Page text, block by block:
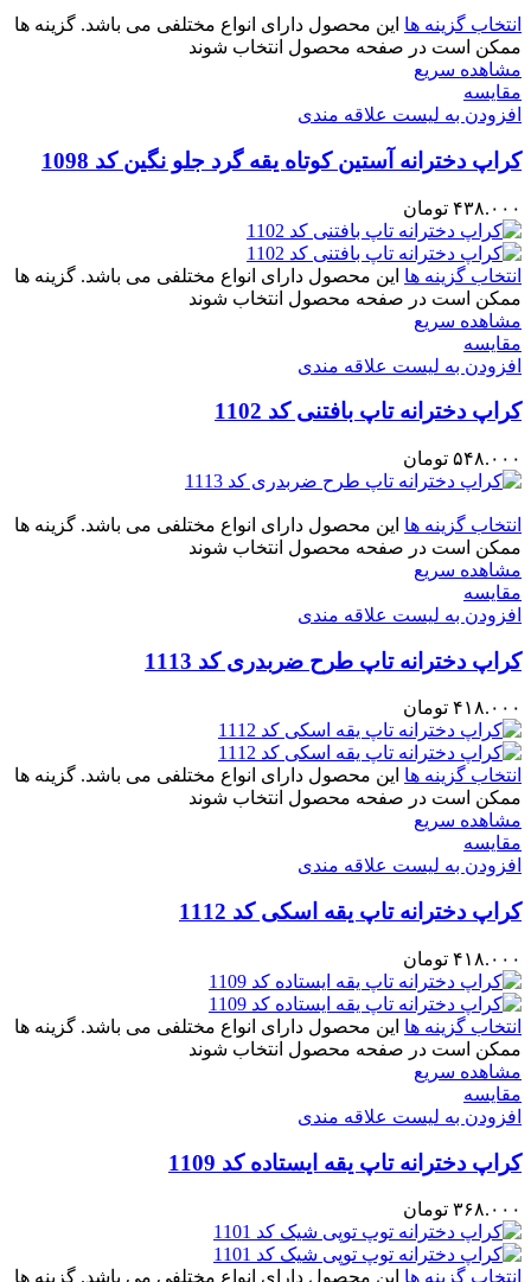
انتخاب گزینه ها این محصول دارای انواع مختلفی می باشد. گزینه ها
ممکن است در صفحه محصول انتخاب شوند
مشاهده سریع
مقایسه
افزودن به لیست علاقه مندی
کراپ دخترانه آستین کوتاه یقه گرد جلو نگین کد 1098
۴۳۸.۰۰۰ تومان
انتخاب گزینه ها این محصول دارای انواع مختلفی می باشد. گزینه ها
ممکن است در صفحه محصول انتخاب شوند
مشاهده سریع
مقایسه
افزودن به لیست علاقه مندی
کراپ دخترانه تاپ بافتنی کد 1102
۵۴۸.۰۰۰ تومان
انتخاب گزینه ها این محصول دارای انواع مختلفی می باشد. گزینه ها
ممکن است در صفحه محصول انتخاب شوند
مشاهده سریع
مقایسه
افزودن به لیست علاقه مندی
کراپ دخترانه تاپ طرح ضربدری کد 1113
۴۱۸.۰۰۰ تومان
انتخاب گزینه ها این محصول دارای انواع مختلفی می باشد. گزینه ها
ممکن است در صفحه محصول انتخاب شوند
مشاهده سریع
مقایسه
افزودن به لیست علاقه مندی
کراپ دخترانه تاپ یقه اسکی کد 1112
۴۱۸.۰۰۰ تومان
انتخاب گزینه ها این محصول دارای انواع مختلفی می باشد. گزینه ها
ممکن است در صفحه محصول انتخاب شوند
مشاهده سریع
مقایسه
افزودن به لیست علاقه مندی
کراپ دخترانه تاپ یقه ایستاده کد 1109
۳۶۸.۰۰۰ تومان
انتخاب گزینه ها این محصول دارای انواع مختلفی می باشد. گزینه ها